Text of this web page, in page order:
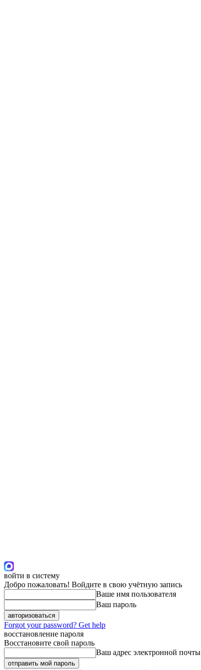
войти в систему
Добро пожаловать! Войдите в свою учётную запись
Ваше имя пользователя
Ваш пароль
Forgot your password? Get help
восстановление пароля
Восстановите свой пароль
Ваш адрес электронной почты